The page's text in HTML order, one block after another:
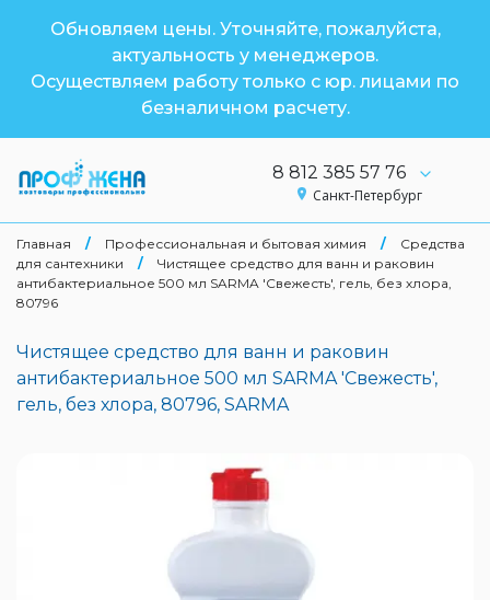
Обновляем цены. Уточняйте, пожалуйста,
актуальность у менеджеров.
Осуществляем работу только с юр. лицами по
безналичном расчету.
8 812 385 57 76
Санкт-Петербург
Главная / Профессиональная и бытовая химия /
Средства
для сантехники
/
Чистящее средство для ванн и раковин
антибактериальное 500 мл SARMA 'Свежесть', гель, без хлора,
80796
Чистящее средство для ванн и раковин
антибактериальное 500 мл SARMA 'Свежесть',
гель, без хлора, 80796, SARMA